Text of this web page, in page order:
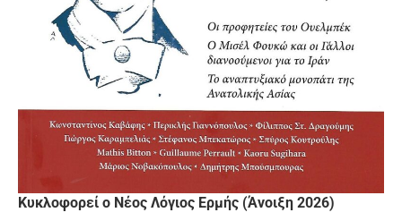
Κυκλοφορεί ο Νέος Λόγιος Ερμής (Άνοιξη 2026)